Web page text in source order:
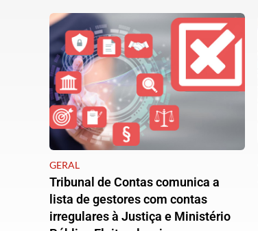
GERAL
Tribunal de Contas comunica a
lista de gestores com contas
irregulares à Justiça e Ministério